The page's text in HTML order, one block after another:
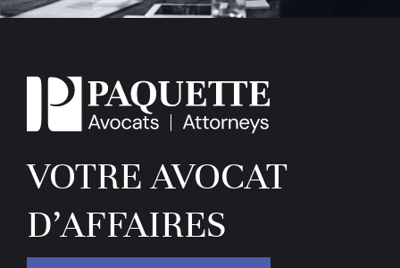
VOTRE AVOCAT
D’AFFAIRES